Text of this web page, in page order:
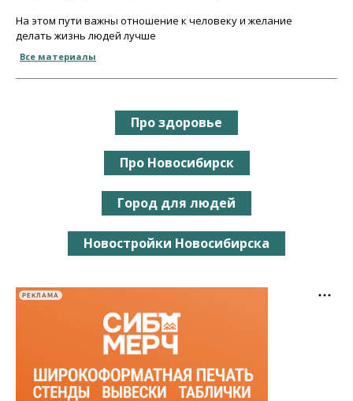
На этом пути важны отношение к человеку и желание
делать жизнь людей лучше
Все материалы
Про здоровье
Про Новосибирск
Город для людей
Новостройки Новосибирска
РЕКЛАМА